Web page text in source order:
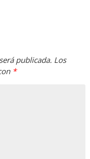
publicada. Los
*